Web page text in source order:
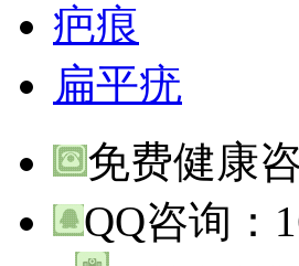
疤痕
扁平疣
免费健康
QQ咨询：